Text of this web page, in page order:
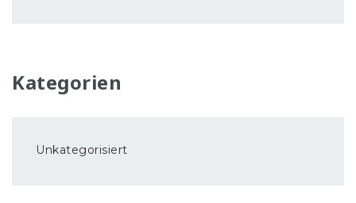
Kategorien
Unkategorisiert